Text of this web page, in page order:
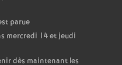
parue
mercredi 14 et jeudi
dès maintenant les